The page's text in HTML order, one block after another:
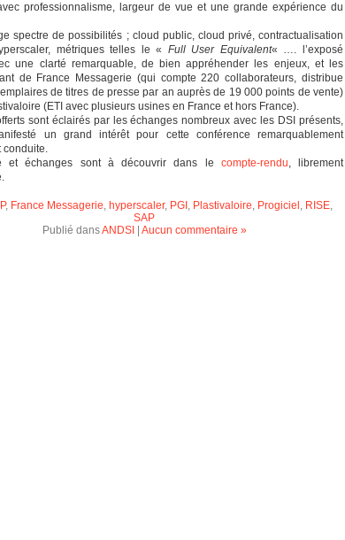
professionnalisme, largeur de vue et une grande expérience du
spectre de possibilités ; cloud public, cloud privé, contractualisation
métriques telles le « Full User Equivalent« …. l’exposé
une clarté remarquable, de bien appréhender les enjeux, et les
de France Messagerie (qui compte 220 collaborateurs, distribue
de titres de presse par an auprès de 19 000 points de vente)
(ETI avec plusieurs usines en France et hors France).
sont éclairés par les échanges nombreux avec les DSI présents,
un grand intérêt pour cette conférence remarquablement
conduite.
et échanges sont à découvrir dans le compte-rendu, librement
, France Messagerie, hyperscaler, PGI , Plastivaloire, Progiciel , RISE,
SAP
Publié dansANDSI Aucun commentaire »